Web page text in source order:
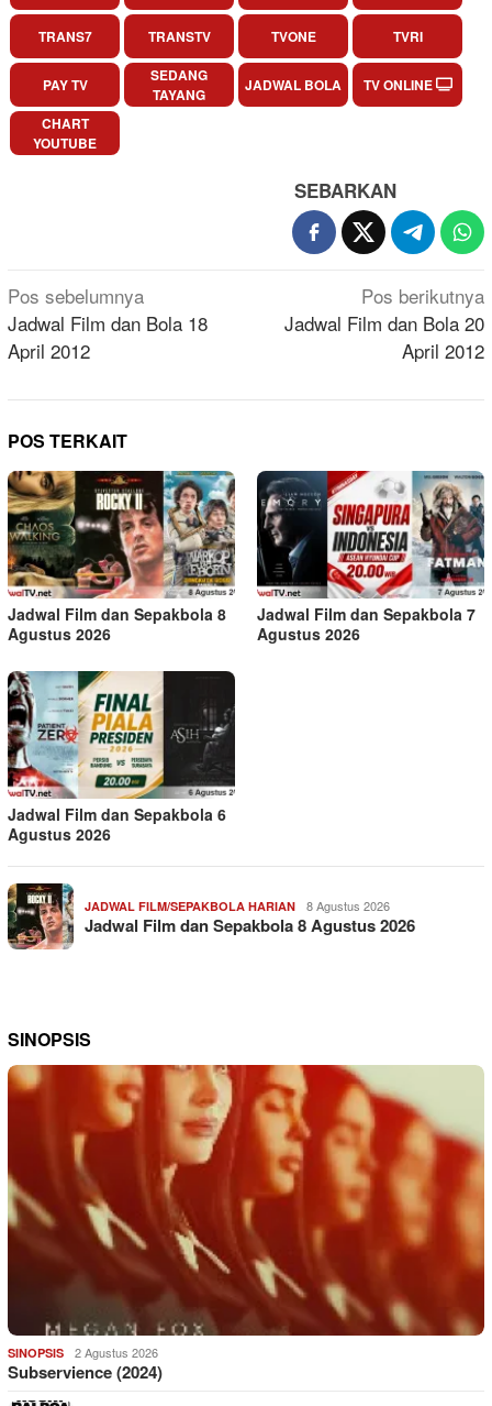
TRANS7 TRANSTV TVONE TVRI
PAY TV
SEDANG
TAYANG
JADWAL BOLA
TV ONLINE
CHART
YOUTUBE
SEBARKAN
Navigasi
pos
Pos sebelumnya
Jadwal Film dan Bola 18
April 2012
Pos berikutnya
Jadwal Film dan Bola 20
April 2012
POS TERKAIT
Jadwal Film dan Sepakbola 8
Agustus 2026
Jadwal Film dan Sepakbola 7
Agustus 2026
Jadwal Film dan Sepakbola 6
Agustus 2026
JADWAL FILM/SEPAKBOLA HARIAN 8 Agustus 2026
Jadwal Film dan Sepakbola 8 Agustus 2026
SINOPSIS
SINOPSIS 2 Agustus 2026
Subservience (2024)